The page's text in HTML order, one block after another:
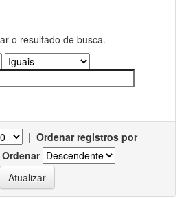
o resultado de busca.
| Ordenar registros por
Ordenar